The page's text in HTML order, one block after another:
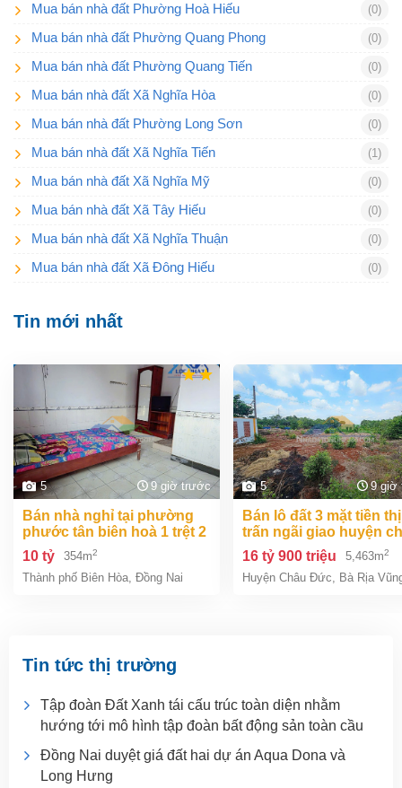
Mua bán nhà đất Phường Hoà Hiếu (0)
Mua bán nhà đất Phường Quang Phong (0)
Mua bán nhà đất Phường Quang Tiến (0)
Mua bán nhà đất Xã Nghĩa Hòa (0)
Mua bán nhà đất Phường Long Sơn (0)
Mua bán nhà đất Xã Nghĩa Tiến (1)
Mua bán nhà đất Xã Nghĩa Mỹ (0)
Mua bán nhà đất Xã Tây Hiếu (0)
Mua bán nhà đất Xã Nghĩa Thuận (0)
Mua bán nhà đất Xã Đông Hiếu (0)
Tin mới nhất
5 9 giờ trước
bán nhà nghỉ tại phường
phước tân biên hoà 1 trệt 2
lầu 354m2 giá chỉ 10 tỷ
10 tỷ 354m2
Thành phố Biên Hòa, Đồng Nai
5 9 giờ
bán lô đất 3 mặt tiền thị
trấn ngãi giao huyện
đức bà rịa vũng tàu giá
tỷ 9
16 tỷ 900 triệu 5,463m2
Huyện Châu Đức, Bà Rịa
Tin tức thị trường
Tập đoàn Đất Xanh tái cấu trúc toàn diện nhằm
hướng tới mô hình tập đoàn bất động sản toàn cầu
Đồng Nai duyệt giá đất hai dự án Aqua Dona và
Long Hưng